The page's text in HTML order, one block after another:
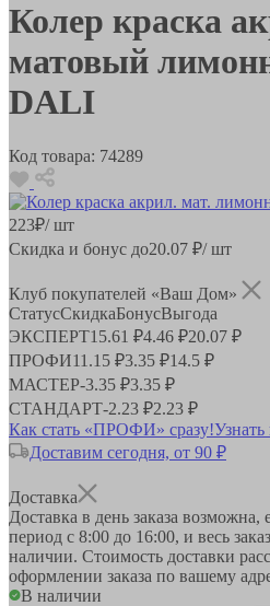
Колер краска
матовый
DALI
Код товара: 74289
223₽/ шт
Скидка и бонус до20.07 ₽/ шт
Клуб покупателей «Ваш Дом»
СтатусСкидкаБонусВыгода
ЭКСПЕРТ15.61 ₽4.46 ₽20.07 ₽
ПРОФИ11.15 ₽3.35 ₽14.5 ₽
МАСТЕР-3.35 ₽3.35 ₽
СТАНДАРТ-2.23 ₽2.23 ₽
Как стать «ПРОФИ» сразу!Узнать
Доставим сегодня, от 90 ₽
Доставка
Доставка в день заказа
период с 8:00 до 16:00, и весь
наличии. Стоимость доставки
оформлении заказа по вашему
В наличии